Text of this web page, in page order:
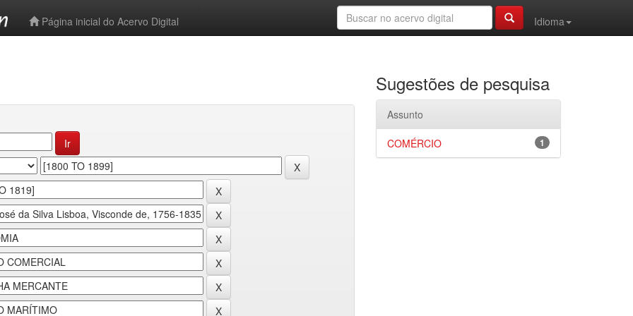
Página inicial do Acervo Digital
Idioma
Sugestões de pesquisa
Assunto
1
COMÉRCIO